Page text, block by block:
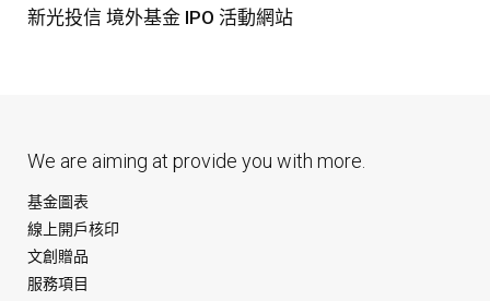
新光投信 境外基金 IPO 活動網站
We are aiming at provide you with more.
基金圖表
線上開戶核印
文創贈品
服務項目